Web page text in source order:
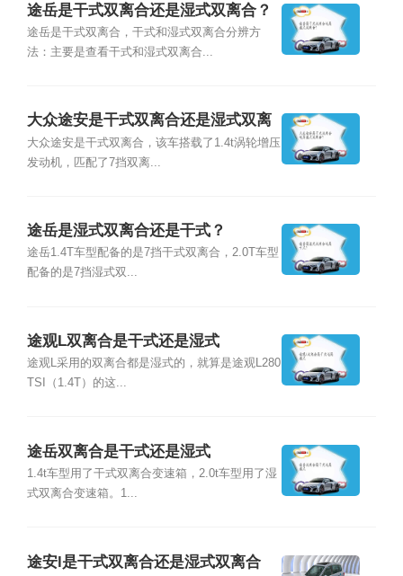
途岳是干式双离合还是湿式双离合？
途岳是干式双离合，干式和湿式双离合分辨方
法：主要是查看干式和湿式双离合...
大众途安是干式双离合还是湿式双离
合？
大众途安是干式双离合，该车搭载了1.4t涡轮增压
发动机，匹配了7挡双离...
途岳是湿式双离合还是干式？
途岳1.4T车型配备的是7挡干式双离合，2.0T车型
配备的是7挡湿式双...
途观L双离合是干式还是湿式
途观L采用的双离合都是湿式的，就算是途观L280
TSI（1.4T）的这...
途岳双离合是干式还是湿式
1.4t车型用了干式双离合变速箱，2.0t车型用了湿
式双离合变速箱。1...
途安l是干式双离合还是湿式双离合